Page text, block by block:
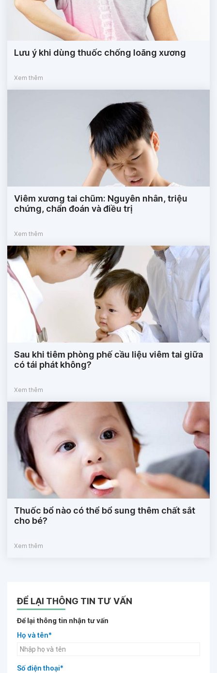
Lưu ý khi dùng thuốc chống loãng xương
Xem thêm
Viêm xương tai chũm: Nguyên nhân, triệu
chứng, chẩn đoán và điều trị
Xem thêm
Sau khi tiêm phòng phế cầu liệu viêm tai giữa
có tái phát không?
Xem thêm
Thuốc bổ nào có thể bổ sung thêm chất sắt
cho bé?
Xem thêm
ĐỂ LẠI THÔNG TIN TƯ VẤN
Để lại thông tin nhận tư vấn
Họ và tên*
Số điện thoại*